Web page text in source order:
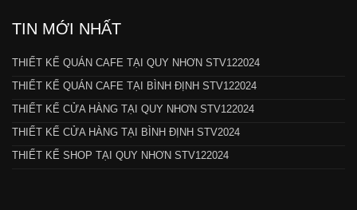
TIN MỚI NHẤT
THIẾT KẾ QUÁN CAFE TẠI QUY NHƠN STV122024
THIẾT KẾ QUÁN CAFE TẠI BÌNH ĐỊNH STV122024
THIẾT KẾ CỬA HÀNG TẠI QUY NHƠN STV122024
THIẾT KẾ CỬA HÀNG TẠI BÌNH ĐỊNH STV2024
THIẾT KẾ SHOP TẠI QUY NHƠN STV122024